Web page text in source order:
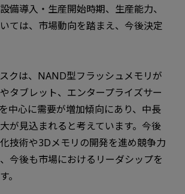
備導入・生産開始時期、生産能力、
ては、市場動向を踏まえ、今後決定
クは、NAND型フラッシュメモリが
タブレット、エンタープライズサー
中心に需要が増加傾向にあり、中長
が見込まれると考えています。今後
技術や3Dメモリの開発を進め競争力
今後も市場におけるリーダシップを
。